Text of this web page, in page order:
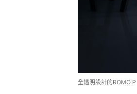
全透明設計的ROMO P